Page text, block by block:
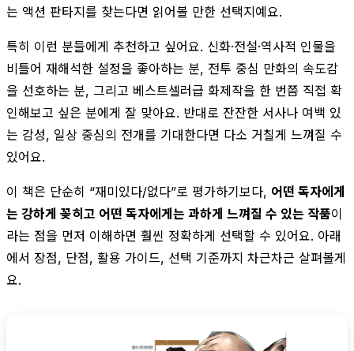
는 액션 판타지를 찾는다면 읽어볼 만한 선택지예요.
특히 이런 분들에게 추천하고 싶어요. 신화·전설·역사적 인물을
비틀어 재해석한 설정을 좋아하는 분, 전투 중심 만화의 속도감
을 선호하는 분, 그리고 베스트셀러급 화제작을 한 번쯤 직접 확
인해보고 싶은 분에게 잘 맞아요. 반대로 잔잔한 서사나 여백 있
는 감성, 일상 중심의 전개를 기대한다면 다소 거칠게 느껴질 수
있어요.
이 책은 단순히 “재미있다/없다”로 평가하기보다, 어떤 독자에게
는 강하게 꽂히고 어떤 독자에게는 과하게 느껴질 수 있는 작품이
라는 점을 먼저 이해하면 훨씬 정확하게 선택할 수 있어요. 아래
에서 장점, 단점, 활용 가이드, 선택 기준까지 차근차근 살펴볼게
요.